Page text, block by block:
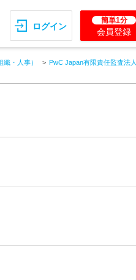
ログイン
簡単1分
会員登録
織・人事）
PwC Japan有限責任監査法人